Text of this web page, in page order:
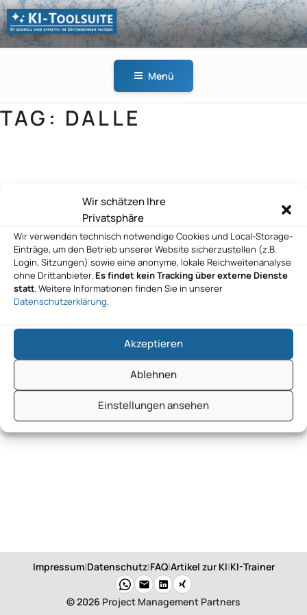
Wir schätzen Ihre
Privatsphäre
Wir verwenden technisch notwendige Cookies und Local-Storage-
Einträge, um den Betrieb unserer Website sicherzustellen (z.B.
Login, Sitzungen) sowie eine anonyme, lokale Reichweitenanalyse
ohne Drittanbieter. Es findet kein Tracking über externe Dienste
statt. Weitere Informationen finden Sie in unserer
Datenschutzerklärung.
Akzeptieren
Ablehnen
Einstellungen ansehen
Zum
Inhalt
springen
KI-
Menü
TAG: DALLE
GitHub
Impressum|Datenschutz|FAQ|Artikel zur KI|KI-Trainer
© 2026 Project Management Partners